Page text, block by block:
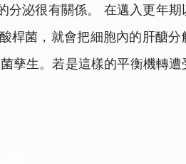
泌很有關係。 在邁入更年
桿菌，就會把細胞內的肝醣分
孳生。若是這樣的平衡機轉